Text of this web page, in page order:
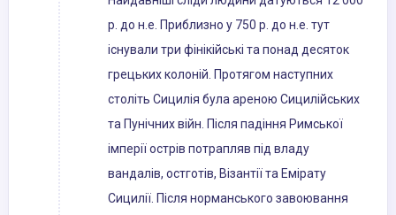
р. до н.е. Приблизно у 750 р. до н.е. тут
існували три фінікійські та понад десяток
грецьких колоній. Протягом наступних
століть Сицилія була ареною Сицилійських
та Пунічних війн. Після падіння Римської
імперії острів потрапляв під владу
вандалів, остготів, Візантії та Емірату
Сицилії. Після норманського завоювання